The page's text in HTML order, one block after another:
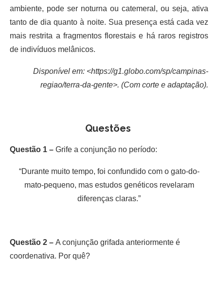
ambiente, pode ser noturna ou catemeral, ou seja, ativa
tanto de dia quanto à noite. Sua presença está cada vez
mais restrita a fragmentos florestais e há raros registros
de indivíduos melânicos.
Disponível em: <https://g1.globo.com/sp/campinas-
regiao/terra-da-gente>. (Com corte e adaptação).
Questões
Questão 1 – Grife a conjunção no período:
“Durante muito tempo, foi confundido com o gato-do-
mato-pequeno, mas estudos genéticos revelaram
diferenças claras.”
Questão 2 – A conjunção grifada anteriormente é
coordenativa. Por quê?